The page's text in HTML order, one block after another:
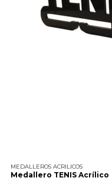
MEDALLEROS ACRILICOS
Medallero TENIS Acrílico